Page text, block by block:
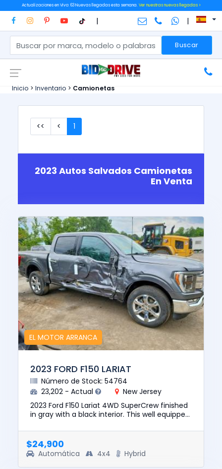
Actualizaciones en Vivo: 63 Nuevas llegadas esta semana.Ver nuestras nuevas llegadas >
| |
Buscar
Inicio > Inventario > Camionetas
<< < 1
2023 Autos Salvados Camionetas
En Venta
EL MOTOR ARRANCA
2023 FORD F150 LARIAT
Número de Stock: 54764
23,202 - Actual
New Jersey
2023 Ford F150 Lariat 4WD SuperCrew finished
in gray with a black interior. This well equipped
V6 engine pair...
$24,900
Automática 4x4 Hybrid